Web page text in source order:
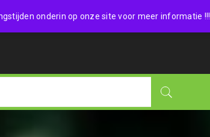
onderin op onze site voor meer informatie !!!
Wishlist (0)